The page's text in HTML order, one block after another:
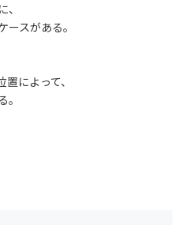
スがある。
によって、